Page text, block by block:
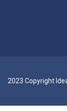
2023 Copyright